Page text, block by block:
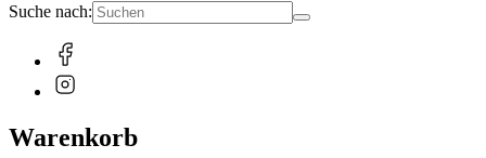
Suche nach:
Warenkorb